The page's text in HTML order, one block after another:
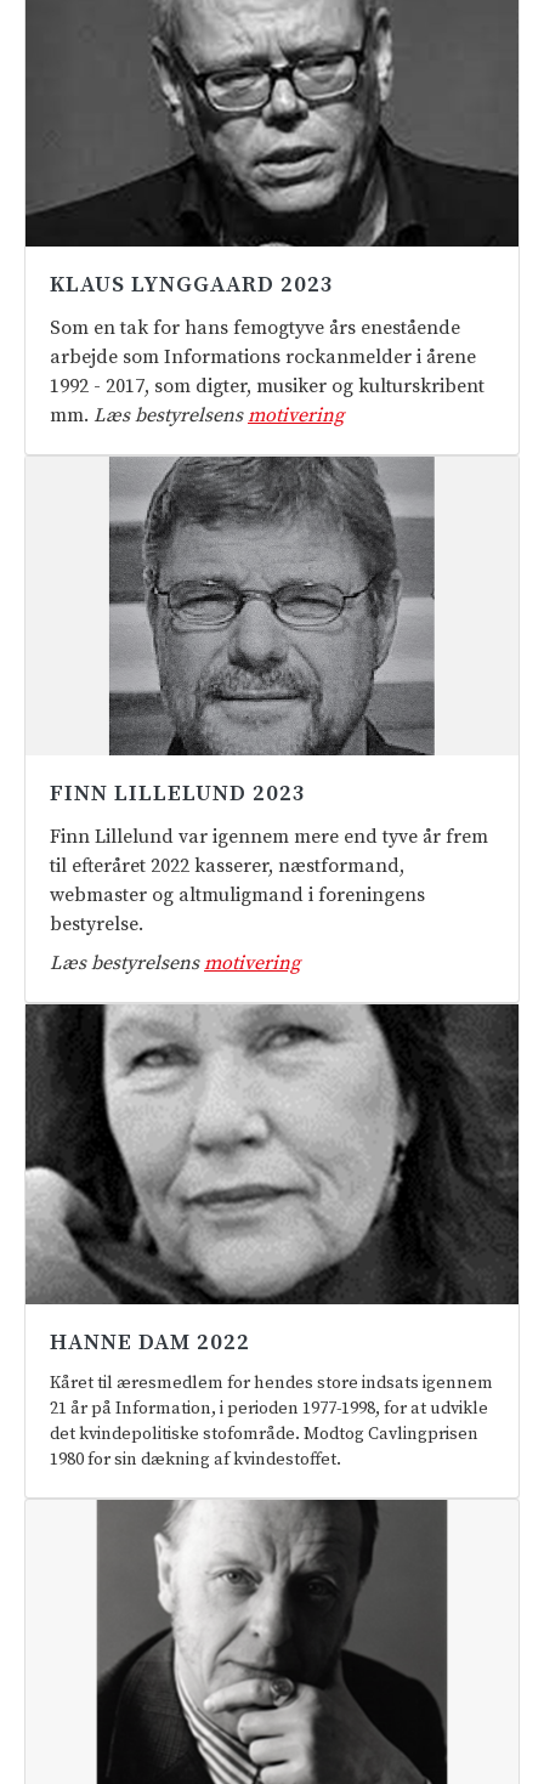
KLAUS LYNGGAARD 2023
Som en tak for hans femogtyve års enestående
arbejde som Informations rockanmelder i årene
1992 - 2017, som digter, musiker og kulturskribent
mm. Læs bestyrelsensmotivering
FINN LILLELUND 2023
Finn Lillelund var igennem mere end tyve år frem
til efteråret 2022 kasserer, næstformand,
webmaster og altmuligmand i foreningens
bestyrelse.
Læs bestyrelsensmotivering
HANNE DAM 2022
Kåret til æresmedlem for hendes store indsats igennem
21 år på Information, i perioden 1977-1998, for at udvikle
det kvindepolitiske stofområde. Modtog Cavlingprisen
1980 for sin dækning af kvindestoffet.